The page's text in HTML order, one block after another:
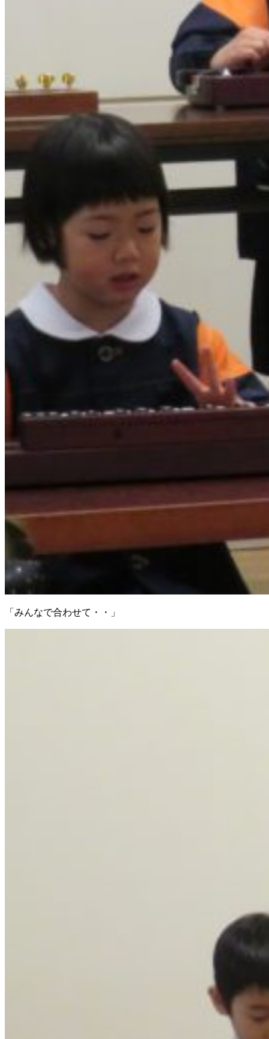
「みんなで合わせて・・」